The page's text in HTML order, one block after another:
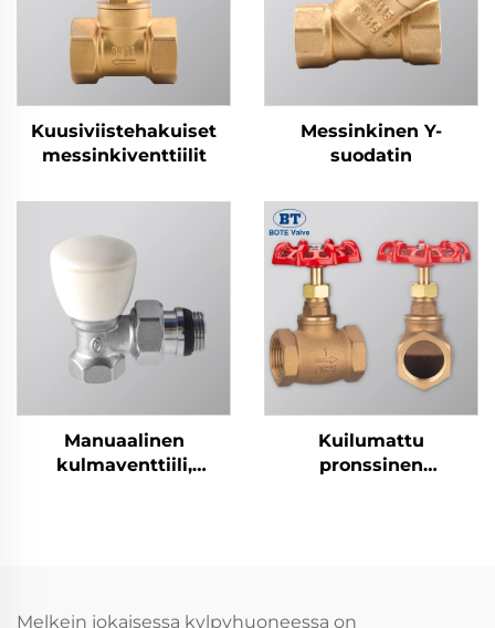
Kuusiviistehakuiset
messinkiventtiilit
Messinkinen Y-
suodatin
Manuaalinen
kulmaventtiili,
Kuilumattu
pronssinen
Melkein jokaisessa kylpyhuoneessa on